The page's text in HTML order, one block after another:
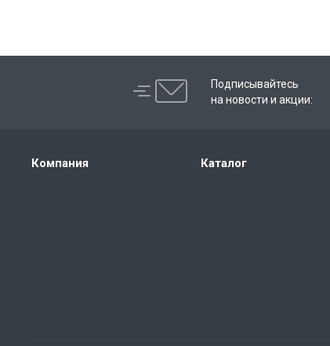
Подписывайтесь
на новости и акции:
Компания Каталог